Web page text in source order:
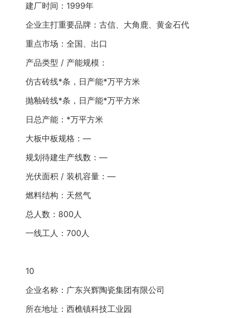
建厂时间：1999年
企业主打重要品牌：古信、大角鹿、黄金石代
重点市场：全国、出口
产品类型 / 产能规模：
仿古砖线*条，日产能*万平方米
抛釉砖线*条，日产能*万平方米
日总产能：*万平方米
大板中板规格：—
规划待建生产线数：—
光伏面积 / 装机容量：—
燃料结构：天然气
总人数：800人
一线工人：700人
10
企业名称：广东兴辉陶瓷集团有限公司
所在地址：西樵镇科技工业园